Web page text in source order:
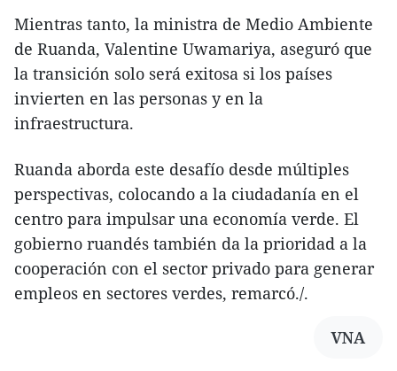
Mientras tanto, la ministra de Medio Ambiente
de Ruanda, Valentine Uwamariya, aseguró que
la transición solo será exitosa si los países
invierten en las personas y en la
infraestructura.
Ruanda aborda este desafío desde múltiples
perspectivas, colocando a la ciudadanía en el
centro para impulsar una economía verde. El
gobierno ruandés también da la prioridad a la
cooperación con el sector privado para generar
empleos en sectores verdes, remarcó./.
VNA